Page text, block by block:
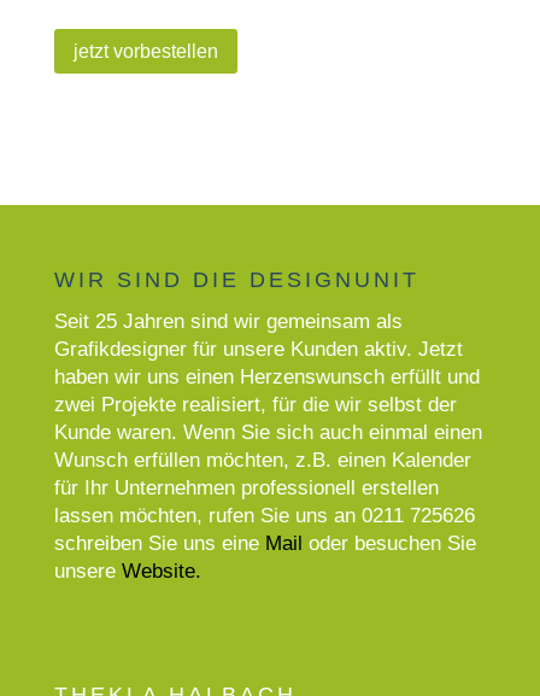
jetzt vorbestellen
WIR SIND DIE DESIGNUNIT
Seit 25 Jahren sind wir gemeinsam als
Grafikdesigner für unsere Kunden aktiv. Jetzt
haben wir uns einen Herzenswunsch erfüllt und
zwei Projekte realisiert, für die wir selbst der
Kunde waren. Wenn Sie sich auch einmal einen
Wunsch erfüllen möchten, z.B. einen Kalender
für Ihr Unternehmen professionell erstellen
lassen möchten, rufen Sie uns an 0211 725626
schreiben Sie uns eine Mail oder besuchen Sie
unsere Website.